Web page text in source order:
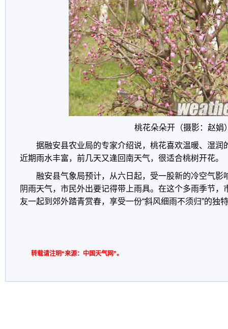
桃花朵朵开（摄影：赵娟
据融安县农业局的专家介绍说，桃花喜欢温暖、湿润
近期雨水丰富，前几天又逢回南天气，很适合桃树开花。
融安县气象局预计，从六日起，受一股新的冷空气影
阴雨天气，市民外出要记得带上雨具。在这个多雨季节，
友一起到郊外踏青赏春，享受一份“斜风细雨不须归”的独
转载请注明“来源：中国天气网”。